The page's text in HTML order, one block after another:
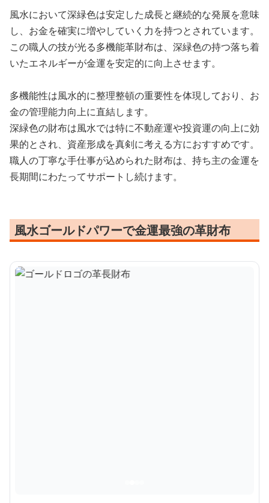
風水において深緑色は安定した成長と継続的な発展を意味
し、お金を確実に増やしていく力を持つとされています。
この職人の技が光る多機能革財布は、深緑色の持つ落ち着
いたエネルギーが金運を安定的に向上させます。
多機能性は風水的に整理整頓の重要性を体現しており、お
金の管理能力向上に直結します。
深緑色の財布は風水では特に不動産運や投資運の向上に効
果的とされ、資産形成を真剣に考える方におすすめです。
職人の丁寧な手仕事が込められた財布は、持ち主の金運を
長期間にわたってサポートし続けます。
風水ゴールドパワーで金運最強の革財布